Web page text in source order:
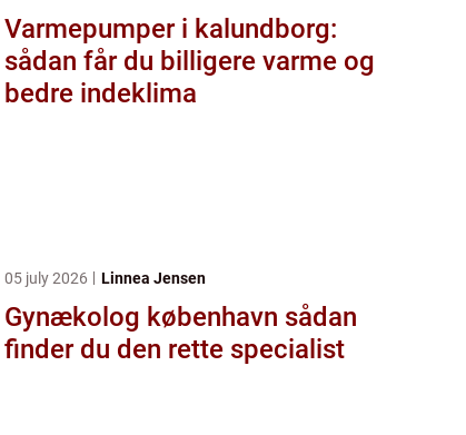
Varmepumper i kalundborg:
sådan får du billigere varme og
bedre indeklima
05 july 2026 Linnea Jensen
Gynækolog københavn sådan
finder du den rette specialist